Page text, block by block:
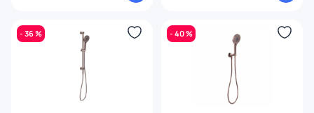
- 36 % - 40 %